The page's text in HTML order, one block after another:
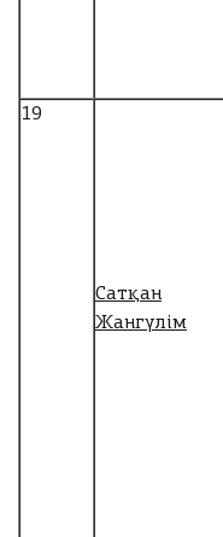
19
Сатқан
Жангүлім